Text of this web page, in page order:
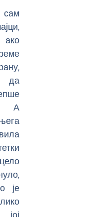
ако
да
А
је